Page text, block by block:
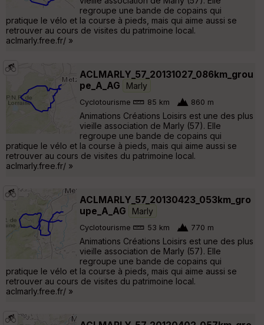
regroupe une bande de copains qui
pratique le vélo et la course à pieds, mais qui aime aussi se
retrouver au cours de visites du patrimoine local.
aclmarly.free.fr/ »
ACLMARLY_57_20131027_086km_grou
pe_A_AG
Marly
Cyclotourisme 85 km 860 m
Animations Créations Loisirs est une des plus
vieille association de Marly (57). Elle
regroupe une bande de copains qui
pratique le vélo et la course à pieds, mais qui aime aussi se
retrouver au cours de visites du patrimoine local.
aclmarly.free.fr/ »
ACLMARLY_57_20130423_053km_gro
upe_A_AG
Marly
Cyclotourisme 53 km 770 m
Animations Créations Loisirs est une des plus
vieille association de Marly (57). Elle
regroupe une bande de copains qui
pratique le vélo et la course à pieds, mais qui aime aussi se
retrouver au cours de visites du patrimoine local.
aclmarly.free.fr/ »